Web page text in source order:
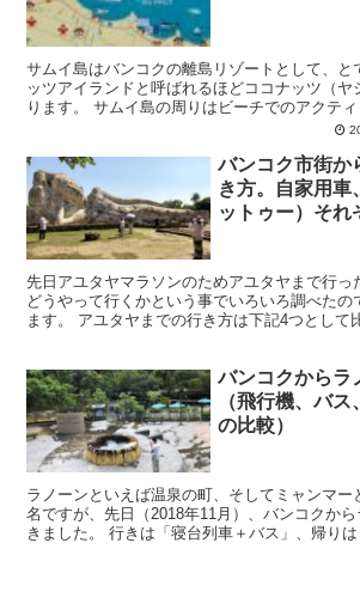
サムイ島はバンコクの離島リゾートとして、と
ッツアイランドと呼ばれるほどココナッツ（ヤ
ります。 サムイ島の周りはビーチでのアクテ
か、中央は山でジャングルのようになってい
バンコク市街か
き方。自家用車
ットゥー）それ
先日アユタヤマラソンのためアユタヤまで行っ
どうやって行くかという事でいろいろ調べたの
ます。 アユタヤまでの行き方は下記4つとして
バンコクからラ
（飛行機、バ
の比較）
ラノーンといえば温泉の町、そしてミャンマー
名ですが、先日（2018年11月）、バンコクか
きました。 行きは「寝台列車＋バス」、帰り
したが、せっかくなのでこれに飛行機も含め